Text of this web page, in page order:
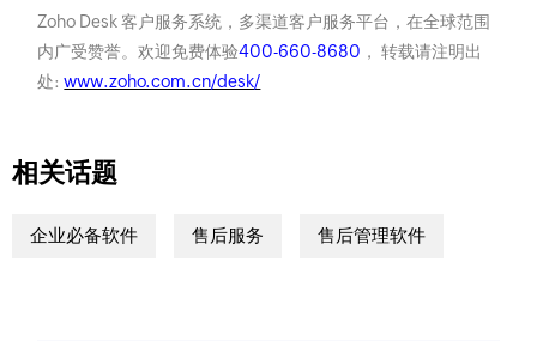
Zoho Desk 客户服务系统，多渠道客户服务平台，在全球范围
内广受赞誉。欢迎免费体验400-660-8680 ， 转载请注明出
处:www.zoho.com.cn/desk/
相关话题
企业必备软件 售后服务 售后管理软件